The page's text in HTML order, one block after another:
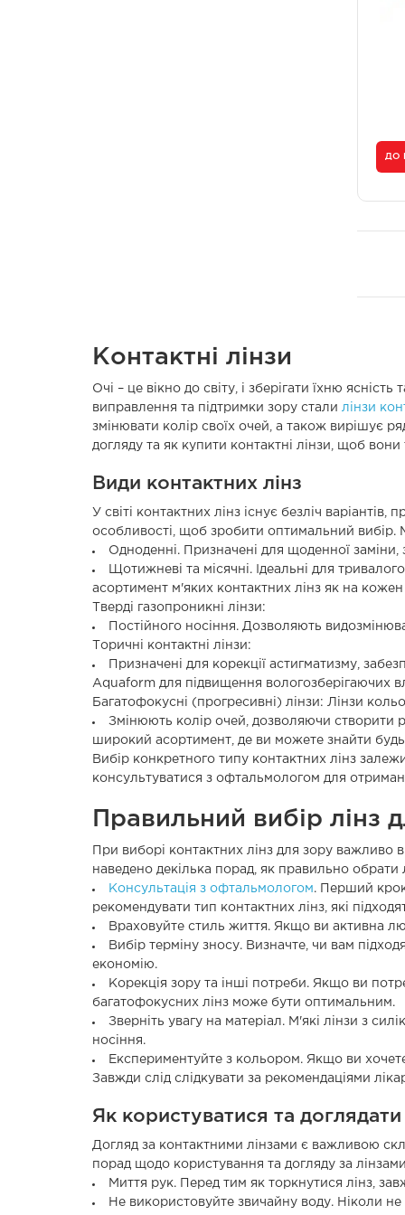
ДО
Контактні лінзи
Очі – це вікно до світу, і зберігати їхню
виправлення та підтримки зору стали лінзи
змінювати колір своїх очей, а також вирішує
догляду та як купити контактні лінзи, щоб
Види контактних лінз
У світі контактних лінз існує безліч
особливості, щоб зробити оптимальний вибір.
Одноденні. Призначені для щоденної заміни,
Щотижневі та місячні. Ідеальні для
асортимент м'яких контактних лінз як на
Тверді газопроникні лінзи:
Постійного носіння. Дозволяють
Торичні контактні лінзи:
Призначені для корекції астигматизму,
Aquaform для підвищення вологозберігаючих
Багатофокусні (прогресивні) лінзи: Лінзи
Змінюють колір очей, дозволяючи створити
широкий асортимент, де ви можете знайти
Вибір конкретного типу контактних лінз
консультуватися з офтальмологом для
Правильний вибір лінз
При виборі контактних лінз для зору важливо
наведено декілька порад, як правильно обрати
Консультація з офтальмологом. Перший
рекомендувати тип контактних лінз, які
Враховуйте стиль життя. Якщо ви активна
Вибір терміну зносу. Визначте, чи вам
економію.
Корекція зору та інші потреби. Якщо ви
багатофокусних лінз може бути оптимальним.
Зверніть увагу на матеріал. М'які лінзи з
носіння.
Експериментуйте з кольором. Якщо ви
Завжди слід слідкувати за рекомендаціями
Як користуватися та доглядати
Догляд за контактними лінзами є важливою
порад щодо користування та догляду за
Миття рук. Перед тим як торкнутися лінз,
Не використовуйте звичайну воду. Ніколи